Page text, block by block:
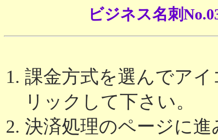
ビジネス名刺
課金方式を選んでア
リックして下さい。
決済処理のページに進